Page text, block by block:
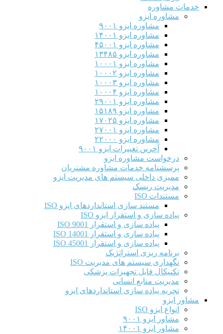
خدمات مشاوره
مشاوره ایزو
مشاوره ایزو ۹۰۰۱
مشاوره ایزو ۱۴۰۰۱
مشاوره ایزو ۴۵۰۰۱
مشاوره ایزو ۱۳۴۸۵
مشاوره ایزو ۱۰۰۰۱
مشاوره ایزو ۱۰۰۰۲
مشاوره ایزو ۱۰۰۰۳
مشاوره ایزو ۱۰۰۰۴
مشاوره ایزو ۲۹۰۰۱
مشاوره ایزو ۱۵۱۸۹
مشاوره ایزو ۱۷۰۲۵
مشاوره ایزو ۲۷۰۰۱
مشاوره ایزو ۲۲۰۰۰
آخرین تغییرات ایزو ۹۰۰۱
درخواست مشاوره ایزو
پرسشنامه خدمات مشاوره مشتریان
ممیزی داخلی سیستم های مدیریت ایزو
مدیریت ریسک
مستندات ISO
مستند سازی استانداردهای ایزو ISO
پیاده سازی و استقرار ایزو ISO
پیاده سازی و استقرار ISO 9001​
پیاده سازی و استقرار ISO 14001
پیاده سازی و استقرار ISO 45001
برنامه ریزی استراتژیک
نگهداری سیستم های مدیریت ISO
تکنیکال فایل تجهیزات پزشکی
مدیریت منابع انسانی
تجربه پیاده سازی استانداردهای ایزو
مشاور ایزو
انواع ایزو ISO
مشاور ایزو ۹۰۰۱
مشاور ایزو ۱۴۰۰۱